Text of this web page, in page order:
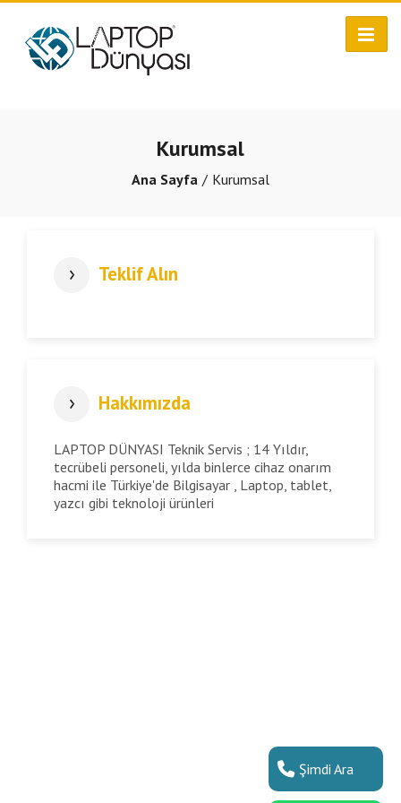
Kurumsal
Ana Sayfa Kurumsal
Teklif Alın
Hakkımızda
LAPTOP DÜNYASI Teknik Servis ; 14 Yıldır,
tecrübeli personeli, yılda binlerce cihaz onarım
hacmi ile Türkiye'de Bilgisayar , Laptop, tablet,
yazcı gibi teknoloji ürünleri
Şimdi Ara